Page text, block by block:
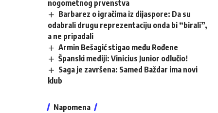
nogometnog prvenstva
Barbarez o igračima iz dijaspore: Da su
odabrali drugu reprezentaciju onda bi “birali”,
a ne pripadali
Armin Bešagić stigao među Rođene
Španski mediji: Vinicius Junior odlučio!
Saga je završena: Samed Baždar ima novi
klub
Napomena